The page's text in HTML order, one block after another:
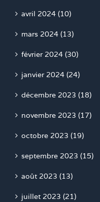
avril 2024 (10)
mars 2024 (13)
février 2024 (30)
janvier 2024 (24)
décembre 2023 (18)
novembre 2023 (17)
octobre 2023 (19)
septembre 2023 (15)
août 2023 (13)
juillet 2023 (21)